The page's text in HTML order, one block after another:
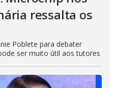
ressalta os
Poblete para debater
ser muito útil aos tutores